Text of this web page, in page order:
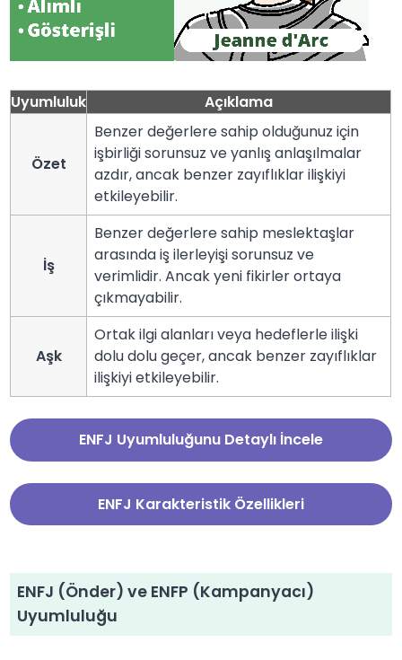
Uyumluluk Açıklama
Özet
Benzer değerlere sahip olduğunuz için
işbirliği sorunsuz ve yanlış anlaşılmalar
azdır, ancak benzer zayıflıklar ilişkiyi
etkileyebilir.
İş
Benzer değerlere sahip meslektaşlar
arasında iş ilerleyişi sorunsuz ve
verimlidir. Ancak yeni fikirler ortaya
çıkmayabilir.
Aşk
Ortak ilgi alanları veya hedeflerle ilişki
dolu dolu geçer, ancak benzer zayıflıklar
ilişkiyi etkileyebilir.
ENFJ Uyumluluğunu Detaylı İncele
ENFJ Karakteristik Özellikleri
ENFJ (Önder) ve ENFP (Kampanyacı)
Uyumluluğu